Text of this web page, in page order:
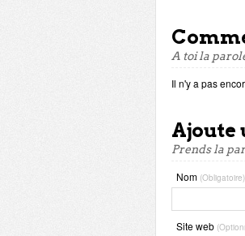
A toi la
Il n'y a pas
Ajoute
Prends la
Nom (Obligatoire)
Site web